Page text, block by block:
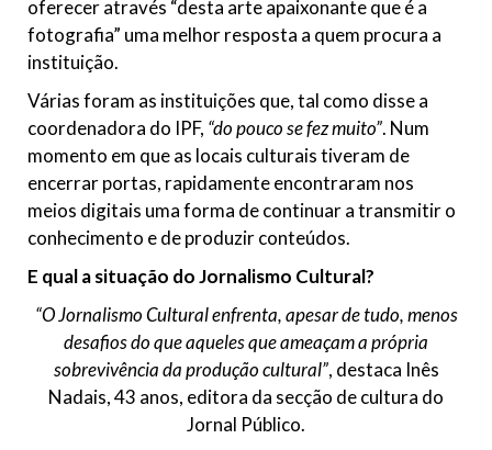
oferecer através “desta arte apaixonante que é a
fotografia” uma melhor resposta a quem procura a
instituição.
Várias foram as instituições que, tal como disse a
coordenadora do IPF, “do pouco se fez muito”. Num
momento em que as locais culturais tiveram de
encerrar portas, rapidamente encontraram nos
meios digitais uma forma de continuar a transmitir o
conhecimento e de produzir conteúdos.
E qual a situação do Jornalismo Cultural?
“O Jornalismo Cultural enfrenta, apesar de tudo, menos
desafios do que aqueles que ameaçam a própria
sobrevivência da produção cultural”, destaca Inês
Nadais, 43 anos, editora da secção de cultura do
Jornal Público.